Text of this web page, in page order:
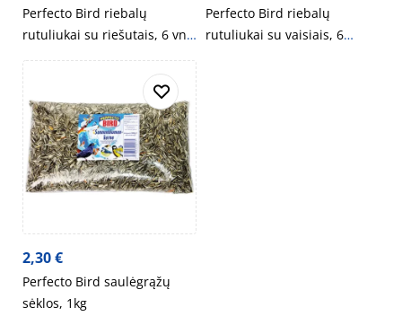
Perfecto Bird riebalų
rutuliukai su riešutais, 6 vnt,
540g
Perfecto Bird riebalų
rutuliukai su vaisiais, 6
2,30€
Perfecto Bird saulėgrąžų
sėklos, 1kg